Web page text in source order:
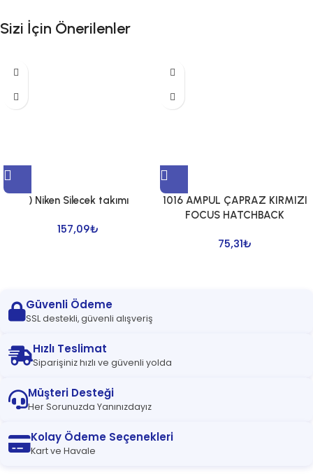
Sizi İçin Önerilenler
) Niken Silecek takımı
157,09₺
1016 AMPUL ÇAPRAZ KIRMIZI
FOCUS HATCHBACK
75,31₺
Güvenli Ödeme
SSL destekli, güvenli alışveriş
Hızlı Teslimat
Siparişiniz hızlı ve güvenli yolda
Müşteri Desteği
Her Sorunuzda Yanınızdayız
Kolay Ödeme Seçenekleri
Kart ve Havale